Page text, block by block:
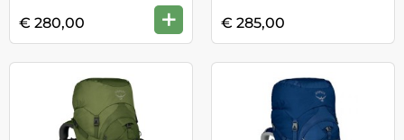
€ 280,00 + € 285,00